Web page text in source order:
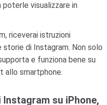
visualizzare in
riceverai istruzioni
di Instagram. Non solo
e funziona bene su
allo smartphone.
su iPhone,